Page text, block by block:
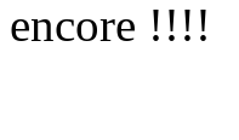
encore !!!!